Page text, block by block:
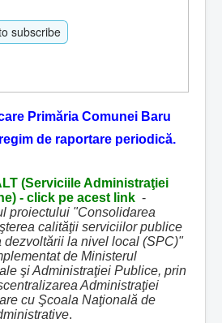
subscribe
Primăria Comunei Baru
de raportare periodică.
(Serviciile Administraţiei
- click pe acest link -
proiectului "Consolidarea
calităţii serviciilor publice
dezvoltării la nivel local (SPC)"
de Ministerul
şi Administraţiei Publice, prin
Administraţiei
cu Şcoala Naţională de
.